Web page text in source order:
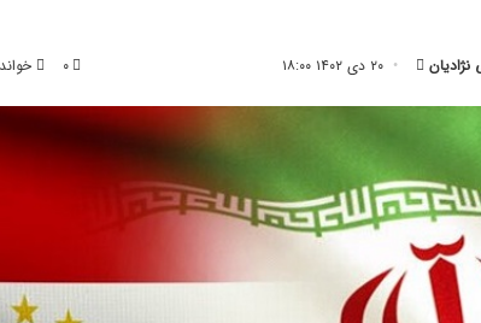
ارسال ۲۰ دی ۱۴۰۲ ۱۸:۰۰ ۰ خواندن